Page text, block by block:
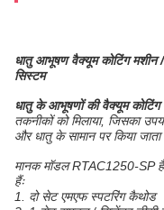
धातु आभूषण वैक्यूम कोटिंग मशीन /
सिस्टम
धातु के आभूषणों की वैक्यूम कोटिंग
तकनीकों को मिलाया, जिसका
और धातु के सामान पर किया
मानक मॉडल RTAC1250-SP
हैंः
1. दो सेट एमएफ स्पटरिंग कैथोड